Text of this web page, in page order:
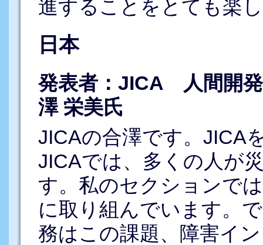
進することをとても楽
日本
発表者：JICA 人間開
澤 栄美氏
JICAの合澤です。JICA
JICAでは、多くの人が
す。私のセクションで
に取り組んでいます。
務はこの課題、障害イ